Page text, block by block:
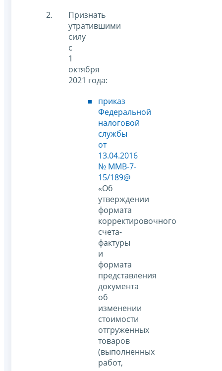
Признать
утратившими
силу
с
1
октября
2021 года:
приказ
Федеральной
налоговой
службы
от
13.04.2016
№ ММВ-7-
15/189@
«Об
утверждении
формата
корректировочного
счета-
фактуры
и
формата
представления
документа
об
изменении
стоимости
отгруженных
товаров
(выполненных
работ,